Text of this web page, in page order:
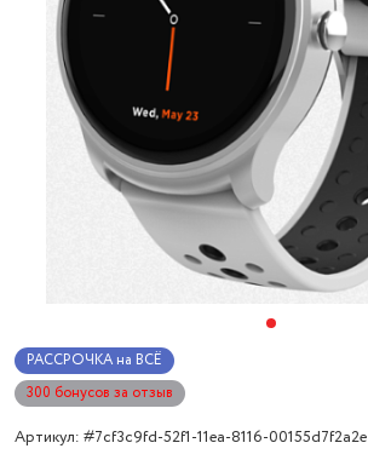
РАССРОЧКА на ВСЁ
300 бонусов за отзыв
Артикул: #7cf3c9fd-52f1-11ea-8116-00155d7f2a2e